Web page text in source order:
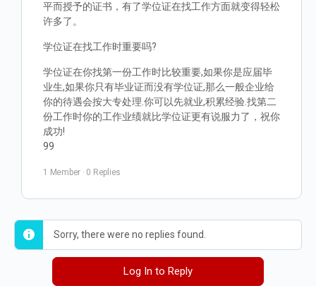
平而授予的证书，有了学位证在找工作方面就变得轻松
许多了。
学位证在找工作时重要吗?
学位证在你找第一份工作时比较重要,如果你是应届毕
业生,如果你只有毕业证而没有学位证,那么一般企业给
你的待遇会按大专处理.你可以先就业,积累经验.找第二
份工作时你的工作业绩就比学位证更有说服力了，祝你
成功!
99
1 Member · 0 Replies
Sorry, there were no replies found.
Log In to Reply